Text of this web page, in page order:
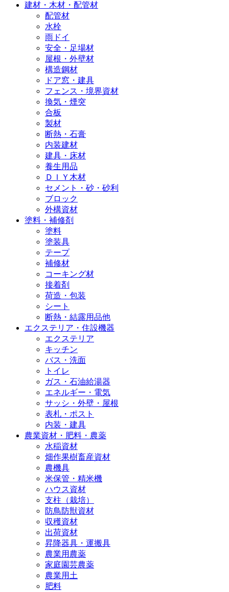
建材・木材・配管材
配管材
水栓
雨ドイ
安全・足場材
屋根・外壁材
構造鋼材
ドア窓・建具
フェンス・境界資材
換気・煙突
合板
製材
断熱・石膏
内装建材
建具・床材
養生用品
ＤＩＹ木材
セメント・砂・砂利
ブロック
外構資材
塗料・補修剤
塗料
塗装具
テープ
補修材
コーキング材
接着剤
荷造・包装
シート
断熱・結露用品他
エクステリア・住設機器
エクステリア
キッチン
バス・洗面
トイレ
ガス・石油給湯器
エネルギー・電気
サッシ・外壁・屋根
表札・ポスト
内装・建具
農業資材・肥料・農薬
水稲資材
畑作果樹畜産資材
農機具
米保管・精米機
ハウス資材
支柱（栽培）
防鳥防獣資材
収穫資材
出荷資材
昇降器具・運搬具
農業用農薬
家庭園芸農薬
農業用土
肥料